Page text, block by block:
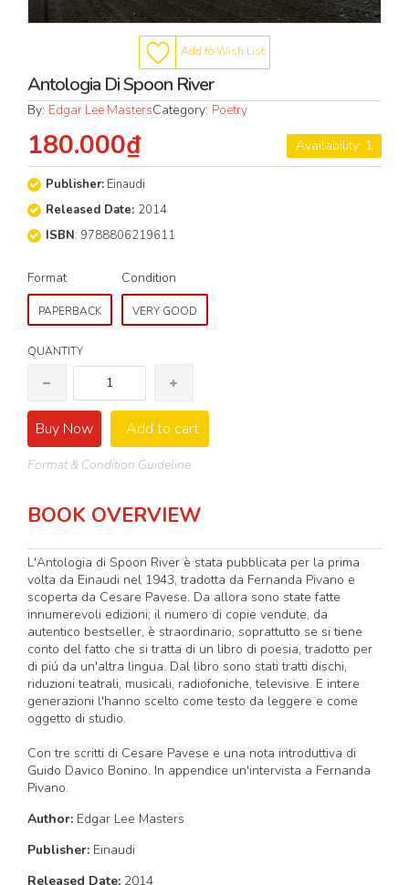
Add to Wish List
Antologia Di Spoon River
By: Edgar Lee MastersCategory: Poetry
Availability: 1
180.000₫
Publisher: Einaudi
Released Date: 2014
ISBN: 9788806219611
Format
PAPERBACK
Condition
VERY GOOD
QUANTITY
Buy Now Add to cart
Format & Condition Guideline
BOOK OVERVIEW
L'Antologia di Spoon River è stata pubblicata per la prima
volta da Einaudi nel 1943, tradotta da Fernanda Pivano e
scoperta da Cesare Pavese. Da allora sono state fatte
innumerevoli edizioni; il numero di copie vendute, da
autentico bestseller, è straordinario, soprattutto se si tiene
conto del fatto che si tratta di un libro di poesia, tradotto per
di piú da un'altra lingua. Dal libro sono stati tratti dischi,
riduzioni teatrali, musicali, radiofoniche, televisive. E intere
generazioni l'hanno scelto come testo da leggere e come
oggetto di studio.
Con tre scritti di Cesare Pavese e una nota introduttiva di
Guido Davico Bonino. In appendice un'intervista a Fernanda
Pivano.
Author: Edgar Lee Masters
Publisher: Einaudi
Released Date: 2014